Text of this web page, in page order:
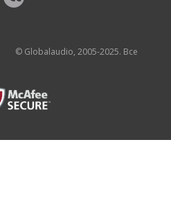
© Globalaudio, 2005-2025. Все